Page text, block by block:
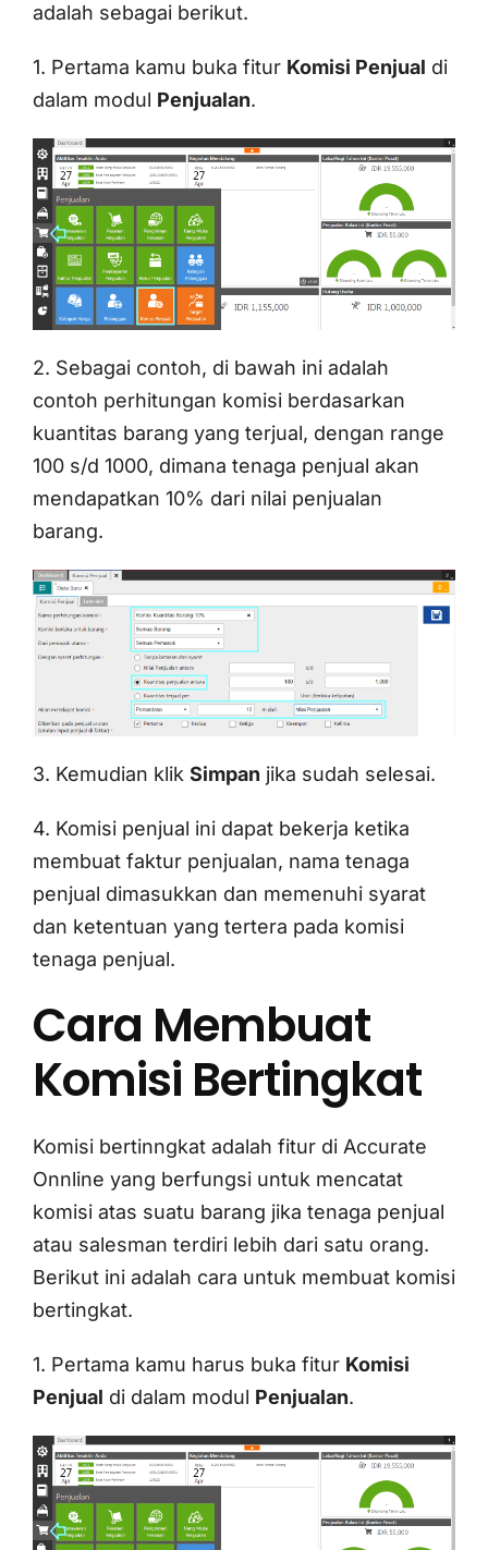
adalah sebagai berikut.
1. Pertama kamu buka fitur Komisi Penjual di
dalam modul Penjualan.
2. Sebagai contoh, di bawah ini adalah
contoh perhitungan komisi berdasarkan
kuantitas barang yang terjual, dengan range
100 s/d 1000, dimana tenaga penjual akan
mendapatkan 10% dari nilai penjualan
barang.
3. Kemudian klik Simpan jika sudah selesai.
4. Komisi penjual ini dapat bekerja ketika
membuat faktur penjualan, nama tenaga
penjual dimasukkan dan memenuhi syarat
dan ketentuan yang tertera pada komisi
tenaga penjual.
Cara Membuat
Komisi Bertingkat
Komisi bertinngkat adalah fitur di Accurate
Onnline yang berfungsi untuk mencatat
komisi atas suatu barang jika tenaga penjual
atau salesman terdiri lebih dari satu orang.
Berikut ini adalah cara untuk membuat komisi
bertingkat.
1. Pertama kamu harus buka fitur Komisi
Penjual di dalam modul Penjualan.